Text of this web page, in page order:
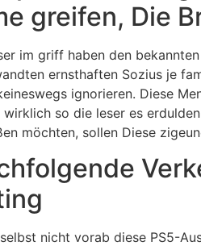
greifen, Die
im griff haben den
ernsthaften Sozius je
ignorieren. Diese
wirklich so die leser es
möchten, sollen Diese
nicht vorab diese PS5-